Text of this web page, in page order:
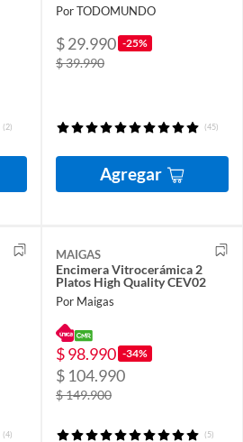
(2)
Por TODOMUNDO
$ 29.990 -25%
$ 39.990
(45)
Agregar
(4)
MAIGAS
Encimera Vitrocerámica 2
Platos High Quality CEV02
Por Maigas
$ 98.990 -34%
$ 104.990
$ 149.900
(5)